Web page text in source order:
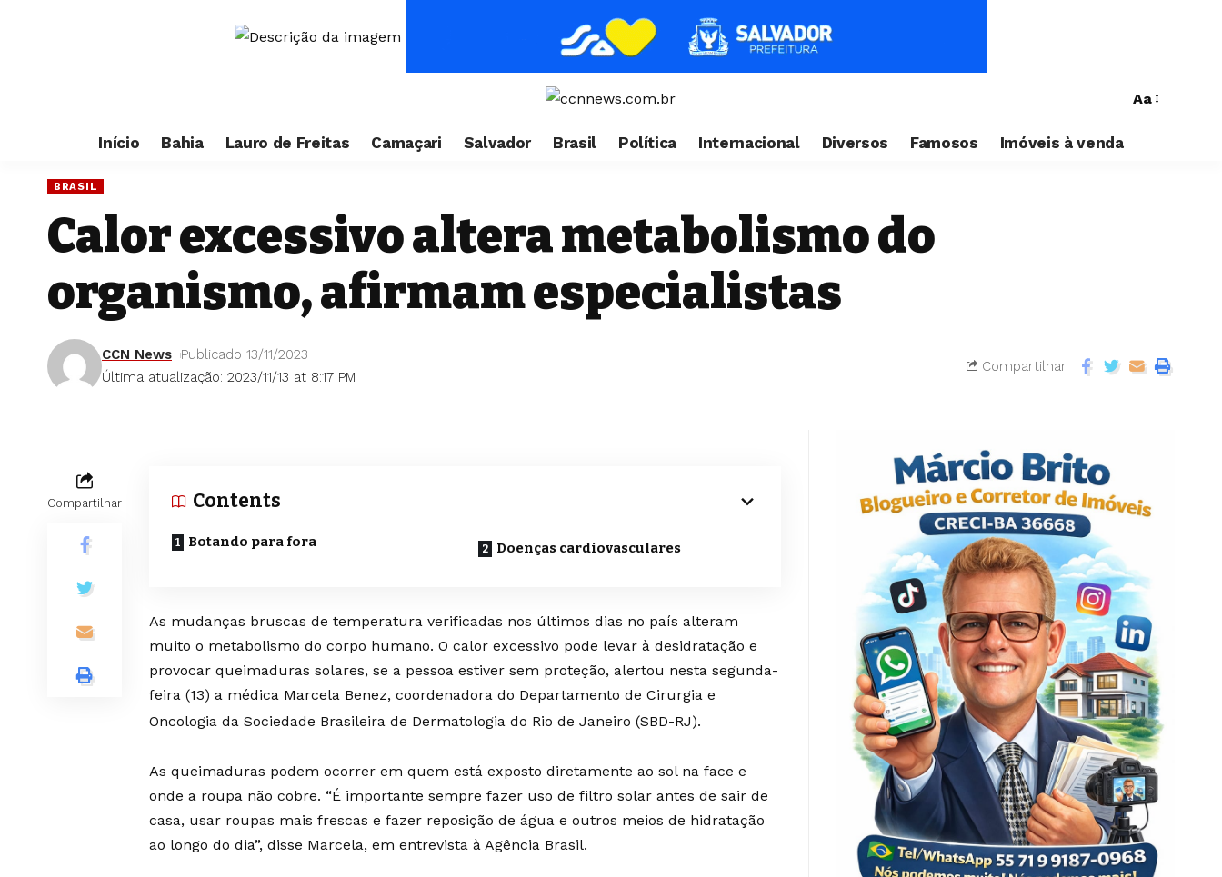
Aa
Início Bahia Lauro de Freitas Camaçari Salvador Brasil Política Internacional Diversos Famosos Imóveis à venda
BRASIL
Calor excessivo altera metabolismo do
organismo, afirmam especialistas
Última atualização: 2023/11/13 at 8:17 PM
CCN News Publicado 13/11/2023
Compartilhar
Compartilhar Contents
Botando para fora Doenças cardiovasculares
As mudanças bruscas de temperatura verificadas nos últimos dias no país alteram
muito o metabolismo do corpo humano. O calor excessivo pode levar à desidratação e
provocar queimaduras solares, se a pessoa estiver sem proteção, alertou nesta segunda-
feira (13) a médica Marcela Benez, coordenadora do Departamento de Cirurgia e
Oncologia da Sociedade Brasileira de Dermatologia do Rio de Janeiro (SBD-RJ).
As queimaduras podem ocorrer em quem está exposto diretamente ao sol na face e
onde a roupa não cobre. “É importante sempre fazer uso de filtro solar antes de sair de
casa, usar roupas mais frescas e fazer reposição de água e outros meios de hidratação
ao longo do dia”, disse Marcela, em entrevista à Agência Brasil.